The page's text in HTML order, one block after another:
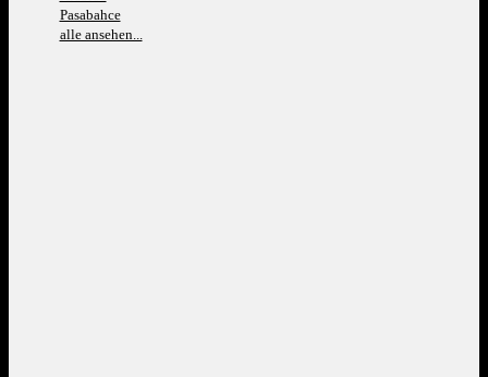
Pasabahce
alle ansehen...